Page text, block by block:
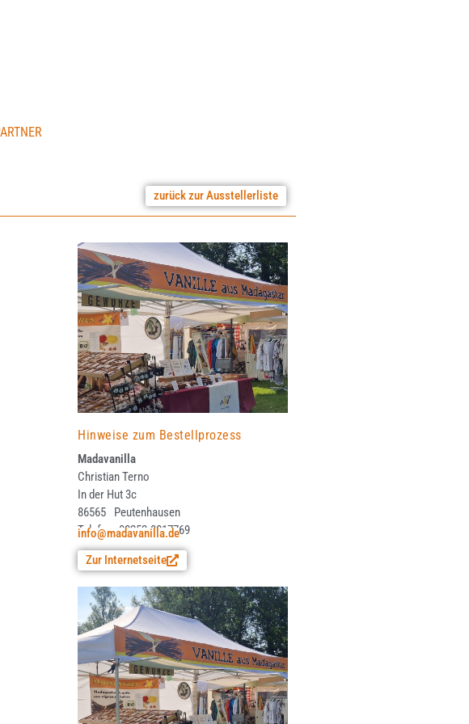
zurück zur Ausstellerliste
Hinweise zum Bestellprozess
Madavanilla
Christian Terno
In der Hut 3c
86565
Peutenhausen
Telefon: 08252-8817769
info@madavanilla.de
Zur Internetseite